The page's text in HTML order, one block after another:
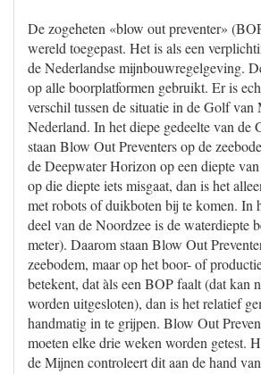
De zogeheten «blow out preventer»
wereld toegepast. Het is als een
de Nederlandse mijnbouwregelgeving.
op alle boorplatformen gebruikt. Er is
verschil tussen de situatie in de Golf van
Nederland. In het diepe gedeelte van de
staan Blow Out Preventers op de
de Deepwater Horizon op een diepte
op die diepte iets misgaat, dan is het
met robots of duikboten bij te komen. In
deel van de Noordzee is de waterdiepte
meter). Daarom staan Blow Out
zeebodem, maar op het boor- of
betekent, dat àls een BOP faalt (dat kan
worden uitgesloten), dan is het relatief
handmatig in te grijpen. Blow Out
moeten elke drie weken worden getest.
de Mijnen controleert dit aan de hand